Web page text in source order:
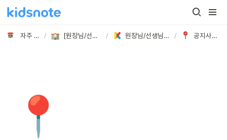
자주 묻는 질문 / [원장님/선생님] 궁금해요! / 원장님/선생님이 가장 궁금해하시는 질문 BEST / 공지사항 사용방법
📍